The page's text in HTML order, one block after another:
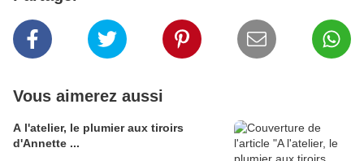
Vous aimerez aussi
A l'atelier, le plumier aux tiroirs
d'Annette ...